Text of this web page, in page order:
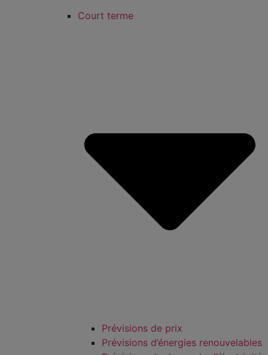
Court terme
Prévisions de prix
Prévisions d’énergies renouvelables